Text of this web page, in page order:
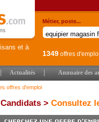
et à
Métier, poste...
1349 offres
Actualités Annuaire des
offres d'emploi
Candidats > Consultez